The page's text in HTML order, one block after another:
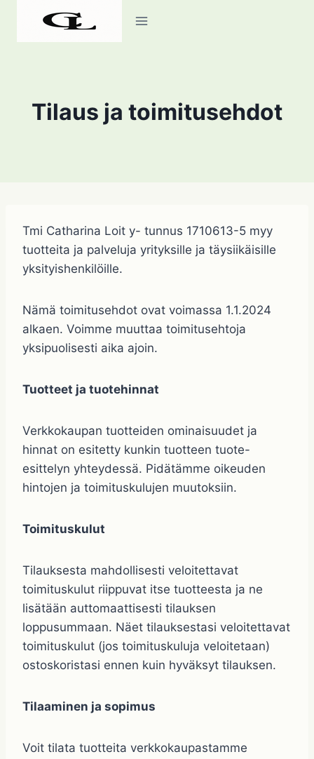
sisältöön
Tilaus ja toimitusehdot
Tmi Catharina Loit y- tunnus 1710613-5 myy
tuotteita ja palveluja yrityksille ja täysiikäisille
yksityishenkilöille.
Nämä toimitusehdot ovat voimassa 1.1.2024
alkaen. Voimme muuttaa toimitusehtoja
yksipuolisesti aika ajoin.
Tuotteet ja tuotehinnat
Verkkokaupan tuotteiden ominaisuudet ja
hinnat on esitetty kunkin tuotteen tuote-
esittelyn yhteydessä. Pidätämme oikeuden
hintojen ja toimituskulujen muutoksiin.
Toimituskulut
Tilauksesta mahdollisesti veloitettavat
toimituskulut riippuvat itse tuotteesta ja ne
lisätään auttomaattisesti tilauksen
loppusummaan. Näet tilauksestasi veloitettavat
toimituskulut (jos toimituskuluja veloitetaan)
ostoskoristasi ennen kuin hyväksyt tilauksen.
Tilaaminen ja sopimus
Voit tilata tuotteita verkkokaupastamme